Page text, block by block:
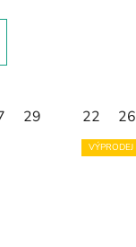
29 22 26
VÝPRODEJ